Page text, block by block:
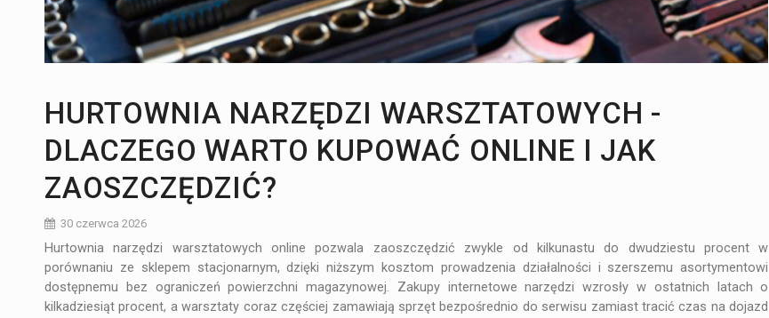
HURTOWNIA NARZĘDZI WARSZTATOWYCH -
DLACZEGO WARTO KUPOWAĆ ONLINE I JAK
ZAOSZCZĘDZIĆ?
30 czerwca 2026
​Hurtownia narzędzi warsztatowych online pozwala zaoszczędzić zwykle od kilkunastu do dwudziestu procent w
porównaniu ze sklepem stacjonarnym, dzięki niższym kosztom prowadzenia działalności i szerszemu asortymentowi
dostępnemu bez ograniczeń powierzchni magazynowej. Zakupy internetowe narzędzi wzrosły w ostatnich latach o
kilkadziesiąt procent, a warsztaty coraz częściej zamawiają sprzęt bezpośrednio do serwisu zamiast tracić czas na dojazd